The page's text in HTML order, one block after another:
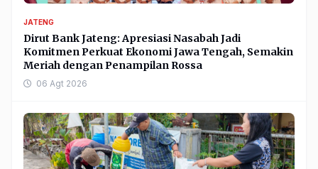
JATENG
Dirut Bank Jateng: Apresiasi Nasabah Jadi
Komitmen Perkuat Ekonomi Jawa Tengah, Semakin
Meriah dengan Penampilan Rossa
06 Agt 2026